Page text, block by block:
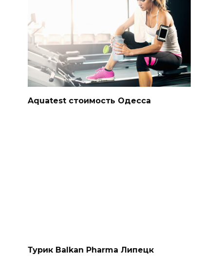
Aquatest стоимость Одесса
Турик Balkan Pharma Липецк